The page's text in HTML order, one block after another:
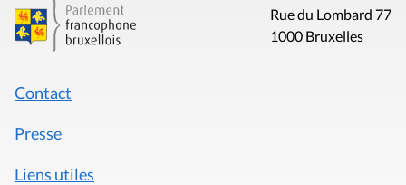
Rue du Lombard 77
1000 Bruxelles
Contact
Presse
Liens utiles